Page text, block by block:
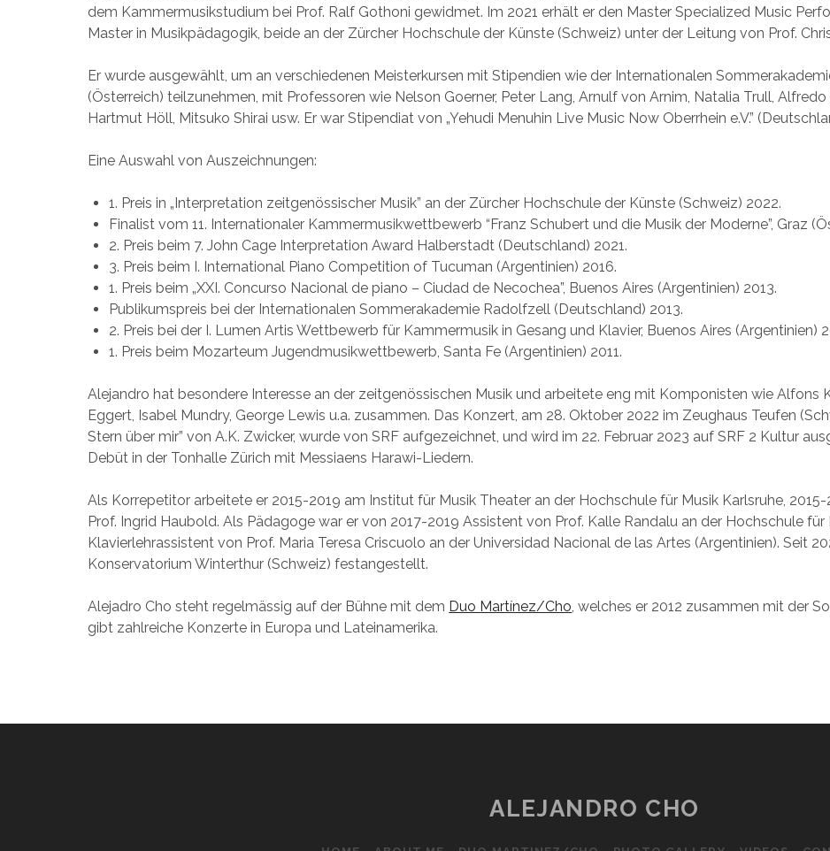
dem Kammermusikstudium bei Prof. Ralf Gothoni gewidmet. Im 2021 erhält er den Master Specialized Music
Master in Musikpädagogik, beide an der Zürcher Hochschule der Künste (Schweiz) unter der Leitung von Prof.
Er wurde ausgewählt, um an verschiedenen Meisterkursen mit Stipendien wie der Internationalen
(Österreich) teilzunehmen, mit Professoren wie Nelson Goerner, Peter Lang, Arnulf von Arnim, Natalia Trull, Alfredo
Hartmut Höll, Mitsuko Shirai usw. Er war Stipendiat von „Yehudi Menuhin Live Music Now Oberrhein e.V.”
Eine Auswahl von Auszeichnungen:
1. Preis in „Interpretation zeitgenössischer Musik” an der Zürcher Hochschule der Künste (Schweiz) 2022.
Finalist vom 11. Internationaler Kammermusikwettbewerb “Franz Schubert und die Musik der Moderne”, Graz
2. Preis beim 7. John Cage Interpretation Award Halberstadt (Deutschland) 2021.
3. Preis beim I. International Piano Competition of Tucuman (Argentinien) 2016.
1. Preis beim „XXI. Concurso Nacional de piano – Ciudad de Necochea”, Buenos Aires (Argentinien) 2013.
Publikumspreis bei der Internationalen Sommerakademie Radolfzell (Deutschland) 2013.
2. Preis bei der I. Lumen Artis Wettbewerb für Kammermusik in Gesang und Klavier, Buenos Aires (Argentinien)
1. Preis beim Mozarteum Jugendmusikwettbewerb, Santa Fe (Argentinien) 2011.
Alejandro hat besondere Interesse an der zeitgenössischen Musik und arbeitete eng mit Komponisten wie Alfons
Eggert, Isabel Mundry, George Lewis u.a. zusammen. Das Konzert, am 28. Oktober 2022 im Zeughaus Teufen
Stern über mir” von A.K. Zwicker, wurde von SRF aufgezeichnet, und wird im 22. Februar 2023 auf SRF 2 Kultur
Debüt in der Tonhalle Zürich mit Messiaens Harawi-Liedern.
Als Korrepetitor arbeitete er 2015-2019 am Institut für Musik Theater an der Hochschule für Musik Karlsruhe,
Prof. Ingrid Haubold. Als Pädagoge war er von 2017-2019 Assistent von Prof. Kalle Randalu an der Hochschule für
Klavierlehrassistent von Prof. Maria Teresa Criscuolo an der Universidad Nacional de las Artes (Argentinien). Seit
Konservatorium Winterthur (Schweiz) festangestellt.
Alejadro Cho steht regelmässig auf der Bühne mit dem Duo Martínez/Cho , welches er 2012 zusammen mit der
gibt zahlreiche Konzerte in Europa und Lateinamerika.
ALEJANDRO CHO